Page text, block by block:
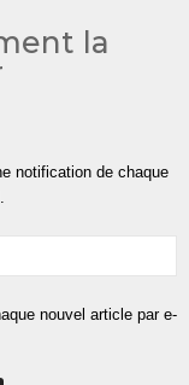
la
notification de chaque
nouvel article par e-